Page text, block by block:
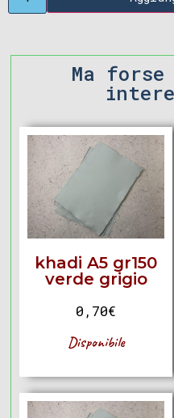
Ma forse
khadi A5 gr150
verde grigio
0,70€
Disponibile